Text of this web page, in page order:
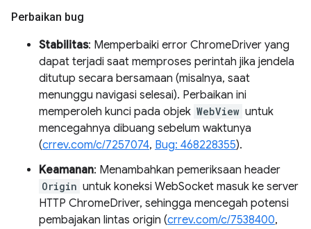
Perbaikan bug
Stabilitas: Memperbaiki error ChromeDriver yang
dapat terjadi saat memproses perintah jika jendela
ditutup secara bersamaan (misalnya, saat
menunggu navigasi selesai). Perbaikan ini
memperoleh kunci pada objek WebView untuk
mencegahnya dibuang sebelum waktunya
(crrev.com/c/7257074, Bug: 468228355).
Keamanan: Menambahkan pemeriksaan header
Origin untuk koneksi WebSocket masuk ke server
HTTP ChromeDriver, sehingga mencegah potensi
pembajakan lintas origin (crrev.com/c/7538400,